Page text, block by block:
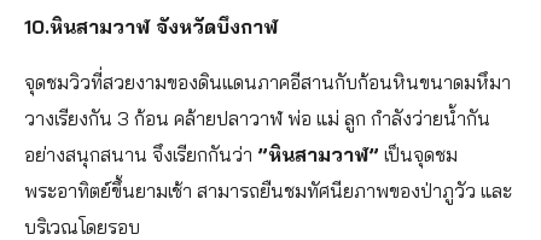
10.หินสามวาฬ จังหวัดบึงกาฬ
จุดชมวิวที่สวยงามของดินแดนภาคอีสานกับก้อนหินขนาดมหึมา
วางเรียงกัน 3 ก้อน คล้ายปลาวาฬ พ่อ แม่ ลูก กำลังว่ายน้ำกัน
อย่างสนุกสนาน จึงเรียกกันว่า ”หินสามวาฬ” เป็นจุดชม
พระอาทิตย์ขึ้นยามเช้า สามารถยืนชมทัศนียภาพของป่าภูวัว และ
บริเวณโดยรอบ